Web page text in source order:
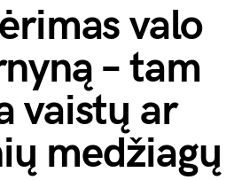
valo
– tam
vaistų ar
medžiagų